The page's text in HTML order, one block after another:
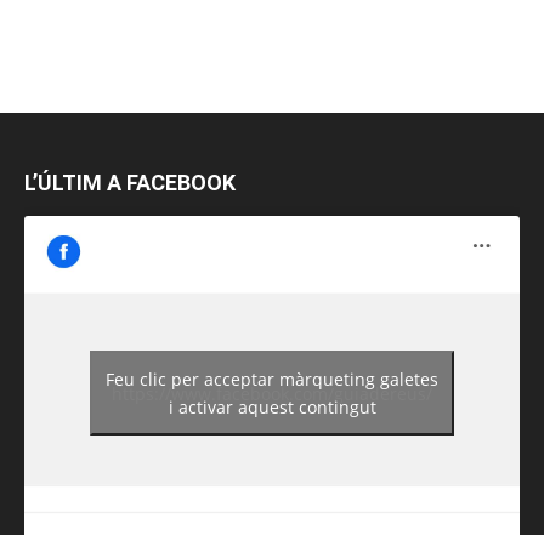
L’ÚLTIM A FACEBOOK
https://www.facebook.com/guiadereus/
Feu clic per acceptar màrqueting galetes
i activar aquest contingut